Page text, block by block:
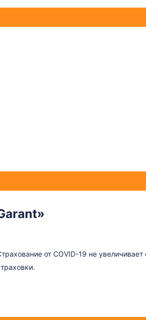
от COVID-19 не увеличивает